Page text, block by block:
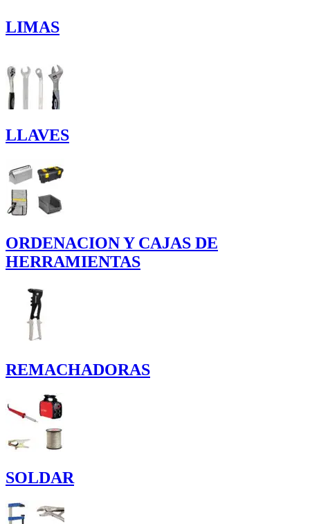
LIMAS
LLAVES
ORDENACION Y CAJAS DE
HERRAMIENTAS
REMACHADORAS
SOLDAR